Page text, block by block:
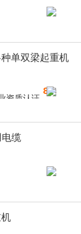
单双梁起重机
8年
缆